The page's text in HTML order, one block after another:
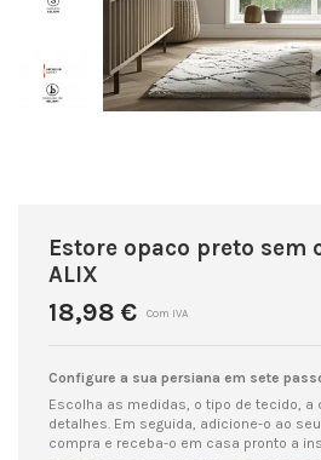
Estore opaco preto sem
ALIX
18,98 € Com IVA
Configure a sua persiana em sete
Escolha as medidas, o tipo de tecido, a
detalhes. Em seguida, adicione-o ao
compra e receba-o em casa pronto a